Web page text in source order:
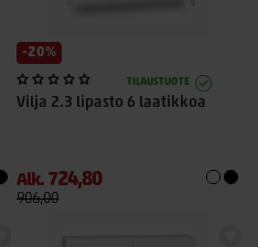
-20%
TILAUSTUOTE
Vilja 2.3 lipasto 6 laatikkoa
Alk. 724,80
906,00